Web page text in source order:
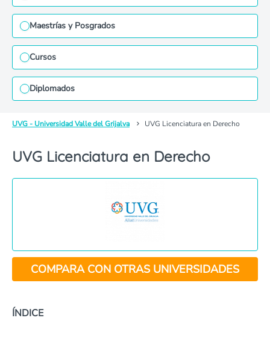
Maestrías y Posgrados
Cursos
Diplomados
UVG - Universidad Valle del Grijalva UVG Licenciatura en Derecho
UVG Licenciatura en Derecho
COMPARA CON OTRAS UNIVERSIDADES
ÍNDICE